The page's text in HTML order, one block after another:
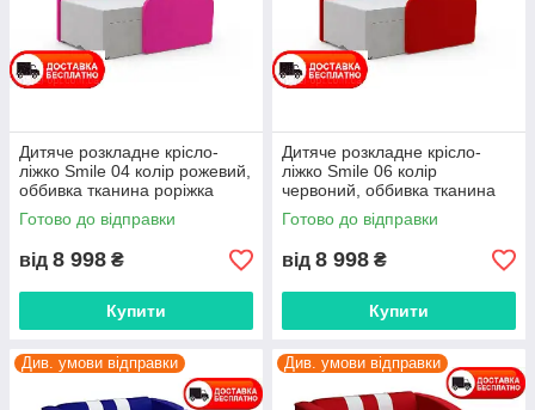
Дитяче розкладне крісло-
ліжко Smile 04 колір рожевий,
оббивка тканина роріжка
Готово до відправки
від 8 998 ₴
Купити
Дитяче розкладне крісло-
ліжко Smile 06 колір
червоний, оббивка тканина
роріжка
Готово до відправки
від 8 998 ₴
Купити
Див. умови відправки Див. умови відправки